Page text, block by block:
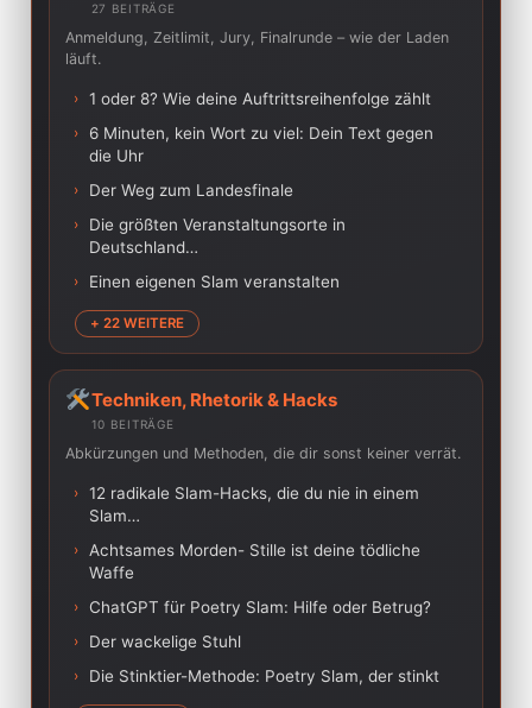
27 BEITRÄGE
Anmeldung, Zeitlimit, Jury, Finalrunde – wie der Laden
läuft.
› 1 oder 8? Wie deine Auftrittsreihenfolge zählt
›
6 Minuten, kein Wort zu viel: Dein Text gegen
die Uhr
› Der Weg zum Landesfinale
›
Die größten Veranstaltungsorte in
Deutschland…
› Einen eigenen Slam veranstalten
+ 22 WEITERE
Techniken, Rhetorik & Hacks
10 BEITRÄGE
Abkürzungen und Methoden, die dir sonst keiner verrät.
› 12 radikale Slam-Hacks, die du nie in einem
Slam…
›
Achtsames Morden- Stille ist deine tödliche
Waffe
› ChatGPT für Poetry Slam: Hilfe oder Betrug?
› Der wackelige Stuhl
› Die Stinktier-Methode: Poetry Slam, der stinkt